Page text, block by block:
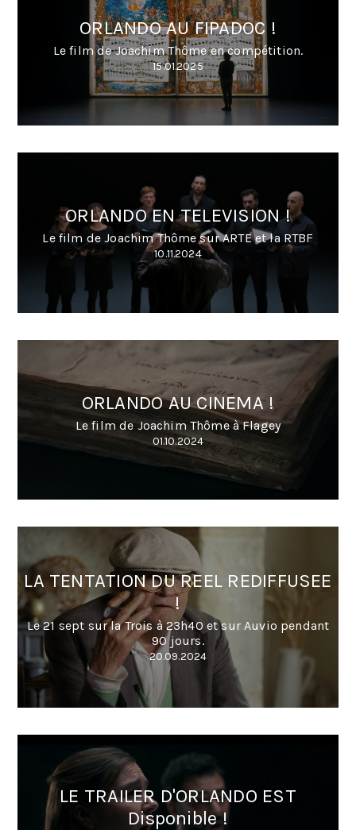
ORLANDO AU FIPADOC !
Le film de Joachim Thôme en compétition.
15.01.2025
ORLANDO EN TELEVISION !
Le film de Joachim Thôme sur ARTE et la RTBF
10.11.2024
ORLANDO AU CINEMA !
Le film de Joachim Thôme à Flagey
01.10.2024
LA TENTATION DU REEL REDIFFUSEE
!
Le 21 sept sur la Trois à 23h40 et sur Auvio pendant
90 jours.
20.09.2024
LE TRAILER D'ORLANDO EST
Disponible !